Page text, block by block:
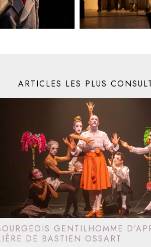
ARTICLES LES PLUS
GENTILHOMME
DE BASTIEN OSSART